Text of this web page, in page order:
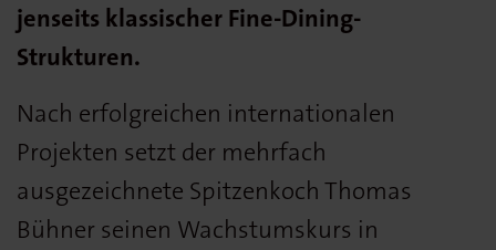
jenseits klassischer Fine-Dining-
Strukturen.
Nach erfolgreichen internationalen
Projekten setzt der mehrfach
ausgezeichnete Spitzenkoch Thomas
Bühner seinen Wachstumskurs in